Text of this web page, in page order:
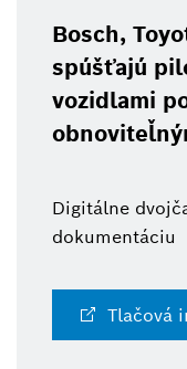
Bosch,
spúšťajú
vozidlami
Digitálne
dokumentáciu
Tlačová